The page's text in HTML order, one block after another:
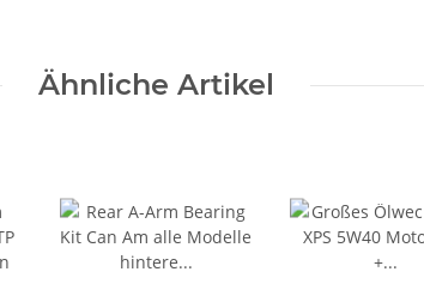
Ähnliche Artikel